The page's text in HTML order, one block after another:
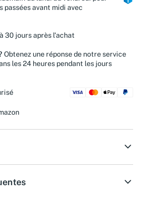
du lundi au vendredi pour
passées avant midi avec
30 jours après l'achat
Obtenez une réponse de notre service
les 24 heures pendant les jours